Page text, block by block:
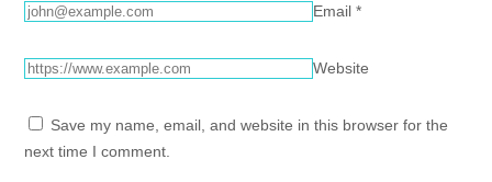
Email *
Website
Save my name, email, and website in this browser for the
next time I comment.